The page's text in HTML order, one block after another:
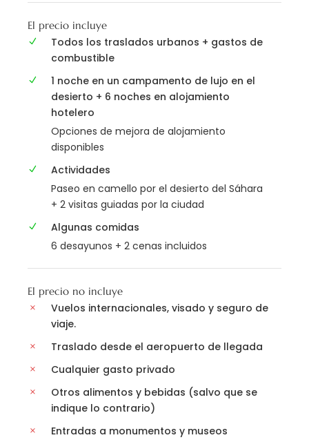
El precio incluye
Todos los traslados urbanos + gastos de
combustible
1 noche en un campamento de lujo en el
desierto + 6 noches en alojamiento
hotelero
Opciones de mejora de alojamiento
disponibles
Actividades
Paseo en camello por el desierto del Sáhara
+ 2 visitas guiadas por la ciudad
Algunas comidas
6 desayunos + 2 cenas incluidos
El precio no incluye
Vuelos internacionales, visado y seguro de
viaje.
Traslado desde el aeropuerto de llegada
Cualquier gasto privado
Otros alimentos y bebidas (salvo que se
indique lo contrario)
Entradas a monumentos y museos